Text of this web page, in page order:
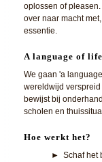
oplossen of
over naar macht
essentie.
A language of life
We gaan 'a
wereldwijd
bewijst bij
scholen en
Hoe werkt het?
► Schaf het